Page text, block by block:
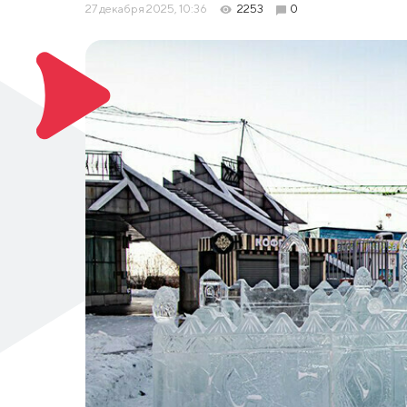
27 декабря 2025, 10:36 2253 0